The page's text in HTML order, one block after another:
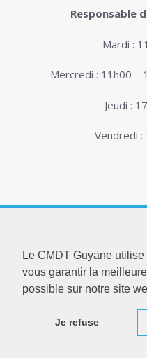
Le CMDT Guyane
vous garantir la
possible sur notre site
Je refuse
Responsable
Mardi :
Mercredi : 11h00 –
Jeudi :
Vendredi :
© 2026.
Théâtre de Guyane .
Internet